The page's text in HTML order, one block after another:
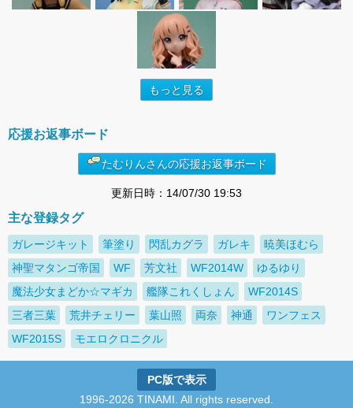
もっと見る
応援お返事ボード
たむりんさんの応援お返事ボード
更新日時：14/07/30 19:53
主な登録タグ
ガレージキット 筆塗り 閃乱カグラ ガレキ
暁美ほむら
神聖マタンゴ帝国
WF 芳文社 WF2014W
ゆるゆり
魔法少女まどか☆マギカ
艦隊これくしょん
WF2014S
三者三葉
荒井チェリー 葉山照 両奈 神通
ワンフェス
WF2015S
モエロクロニクル
PC版で表示
1996-2026 TINAMI. All rights reserved.